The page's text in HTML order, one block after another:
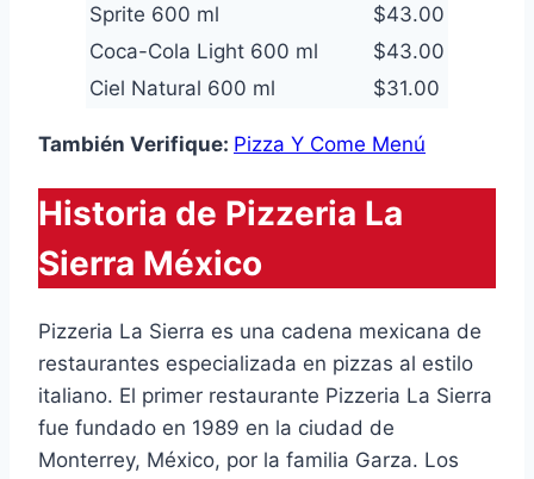
Sprite 600 ml
$43.00
Coca-Cola Light 600 ml
$43.00
Ciel Natural 600 ml
$31.00
También Verifique: Pizza Y Come Menú
Historia de Pizzeria La
Sierra México
Pizzeria La Sierra es una cadena mexicana de
restaurantes especializada en pizzas al estilo
italiano. El primer restaurante Pizzeria La Sierra
fue fundado en 1989 en la ciudad de
Monterrey, México, por la familia Garza. Los